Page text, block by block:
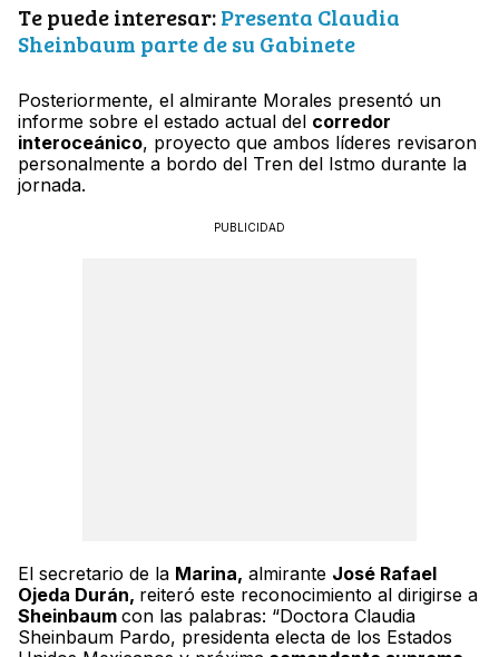
Te puede interesar:Presenta Claudia
Sheinbaum parte de su Gabinete
Posteriormente, el almirante Morales presentó un
informe sobre el estado actual del corredor
interoceánico, proyecto que ambos líderes revisaron
personalmente a bordo del Tren del Istmo durante la
jornada.
PUBLICIDAD
El secretario de la Marina, almirante José Rafael
Ojeda Durán, reiteró este reconocimiento al dirigirse a
Sheinbaum con las palabras: “Doctora Claudia
Sheinbaum Pardo, presidenta electa de los Estados